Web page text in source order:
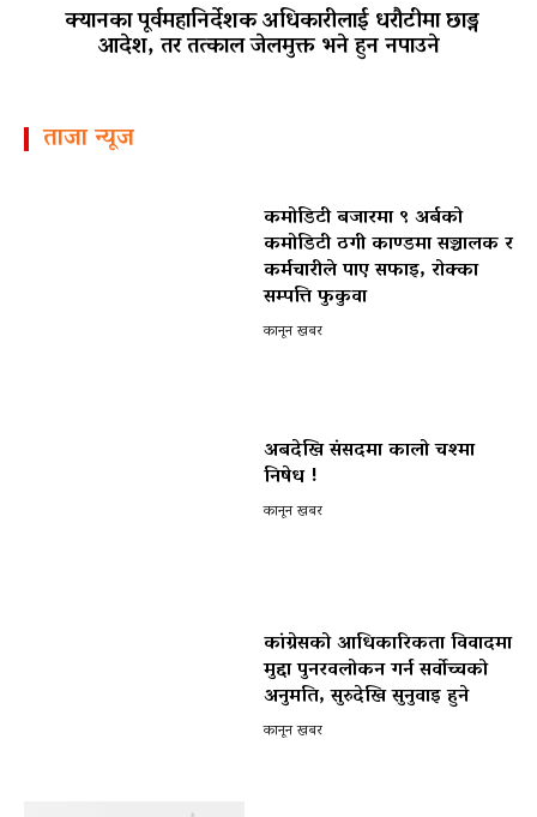
क्यानका पूर्वमहानिर्देशक अधिकारीलाई धरौटीमा छाड्न
आदेश, तर तत्काल जेलमुक्त भने हुन नपाउने
पोखरा विमानस्थल राजस्व घोटाला प्रकरण :
ताजा न्यूज
कमोडिटी बजारमा ९ अर्बको
कमोडिटी ठगी काण्डमा सञ्चालक र
कर्मचारीले पाए सफाइ, रोक्का
सम्पत्ति फुकुवा
कानून खबर
अबदेखि संसदमा कालो चश्मा
निषेध !
कानून खबर
कांग्रेसको आधिकारिकता विवादमा
मुद्दा पुनरवलोकन गर्न सर्वोच्चको
अनुमति, सुरुदेखि सुनुवाइ हुने
कानून खबर